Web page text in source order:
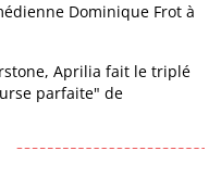
Dominique Frot à
Aprilia fait le triplé
parfaite" de